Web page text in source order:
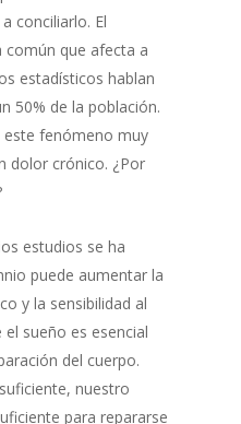
conciliarlo. El
que afecta a
estadísticos hablan
50% de la población.
este fenómeno muy
dolor crónico. ¿Por
estudios se ha
puede aumentar la
y la sensibilidad al
sueño es esencial
del cuerpo.
nuestro
para repararse